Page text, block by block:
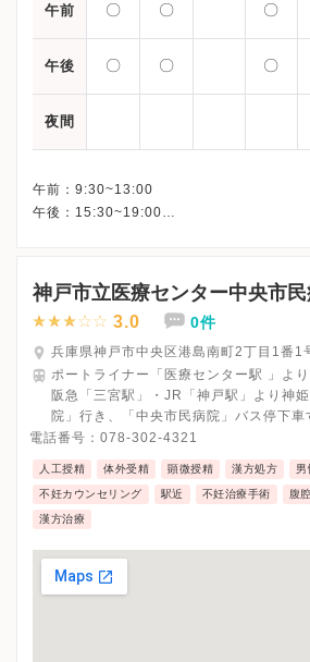
午前 〇 〇 〇
午後 〇 〇 〇
夜間
午前：9:30~13:00
午後：15:30~19:00
神戸市立医療センター中央市
3.0 0件
兵庫県神戸市中央区港島南町2丁目1番
ポートライナー「医療センター駅 」よ
阪急「三宮駅」・JR「神戸駅」より神
院」行き、「中央市民病院」バス停下車
電話番号： 078-302-4321
人工授精 体外受精 顕微授精 漢方処方 男
不妊カウンセリング 駅近 不妊治療手術 腹
漢方治療